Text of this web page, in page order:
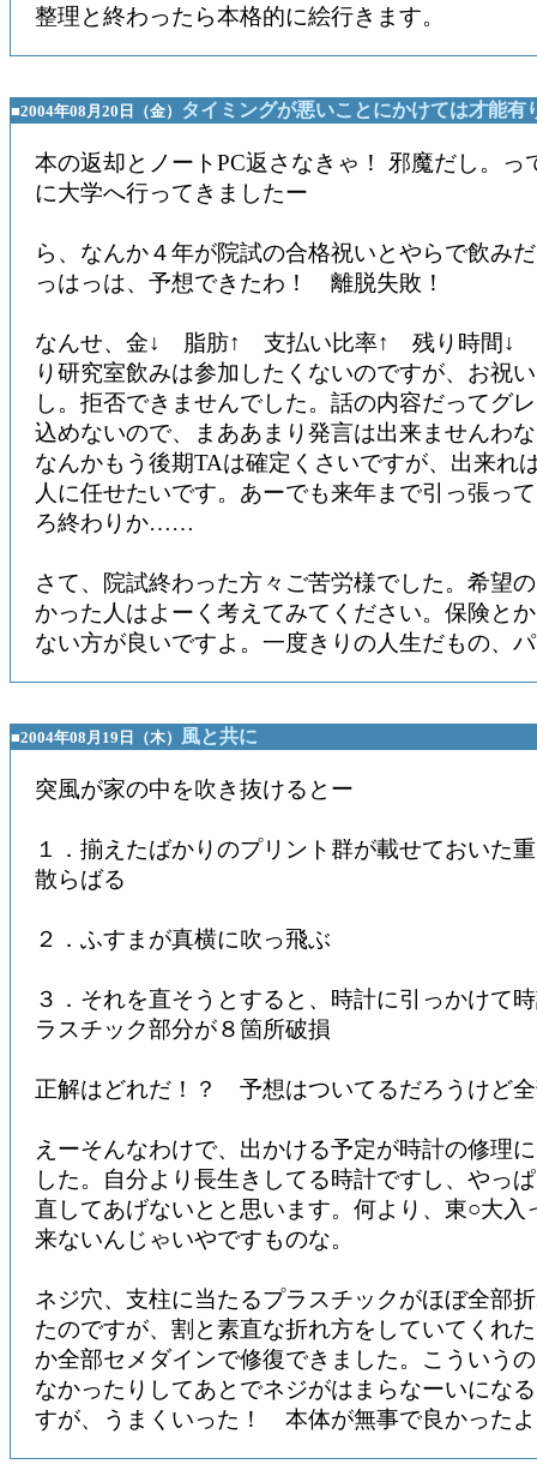
整理と終わったら本格的に絵行きます。
■2004年08月20日（金） タイミングが悪いことにかけては才能有
本の返却とノートPC返さなきゃ！ 邪魔だし。っ
に大学へ行ってきましたー
ら、なんか４年が院試の合格祝いとやらで飲み
っはっは、予想できたわ！ 離脱失敗！
なんせ、金↓ 脂肪↑ 支払い比率↑ 残り時間↓
り研究室飲みは参加したくないのですが、お祝
し。拒否できませんでした。話の内容だってグ
込めないので、まああまり発言は出来ませんわ
なんかもう後期TAは確定くさいですが、出来れ
人に任せたいです。あーでも来年まで引っ張っ
ろ終わりか……
さて、院試終わった方々ご苦労様でした。希望
かった人はよーく考えてみてください。保険と
ない方が良いですよ。一度きりの人生だもの、
■2004年08月19日（木） 風と共に
突風が家の中を吹き抜けるとー
１．揃えたばかりのプリント群が載せておいた
散らばる
２．ふすまが真横に吹っ飛ぶ
３．それを直そうとすると、時計に引っかけて
ラスチック部分が８箇所破損
正解はどれだ！？ 予想はついてるだろうけど
えーそんなわけで、出かける予定が時計の修理
した。自分より長生きしてる時計ですし、やっ
直してあげないとと思います。何より、東○大入
来ないんじゃいやですものな。
ネジ穴、支柱に当たるプラスチックがほぼ全部
たのですが、割と素直な折れ方をしていてくれ
か全部セメダインで修復できました。こういう
なかったりしてあとでネジがはまらなーいにな
すが、うまくいった！ 本体が無事で良かった